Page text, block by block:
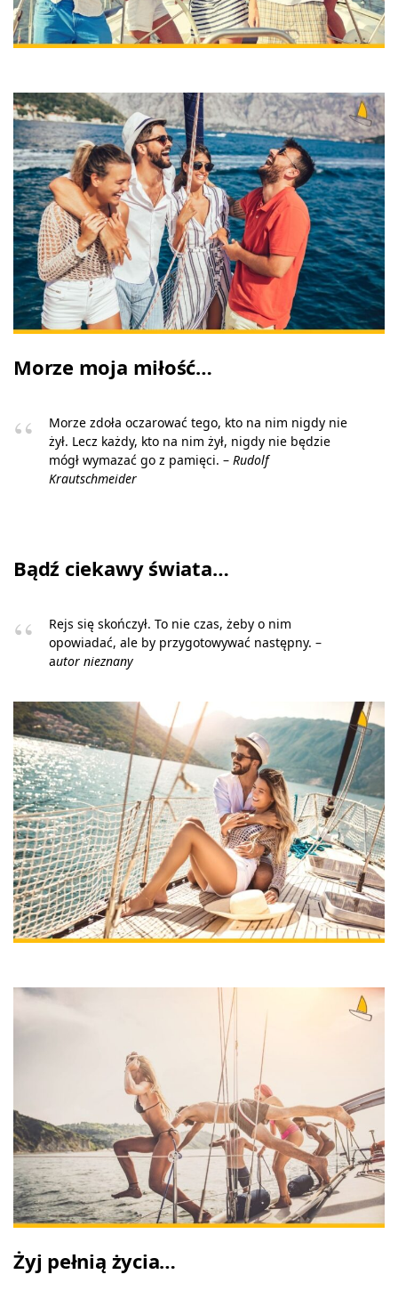
Morze moja miłość…
Morze zdoła oczarować tego, kto na nim nigdy nie
żył. Lecz każdy, kto na nim żył, nigdy nie będzie
mógł wymazać go z pamięci. – Rudolf
Krautschmeider
Bądź ciekawy świata…
Rejs się skończył. To nie czas, żeby o nim
opowiadać, ale by przygotowywać następny. –
autor nieznany
Żyj pełnią życia…